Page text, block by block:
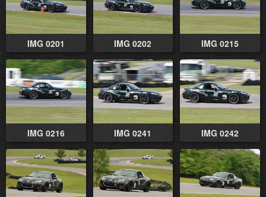
IMG 0201 IMG 0202 IMG 0215
IMG 0216 IMG 0241 IMG 0242